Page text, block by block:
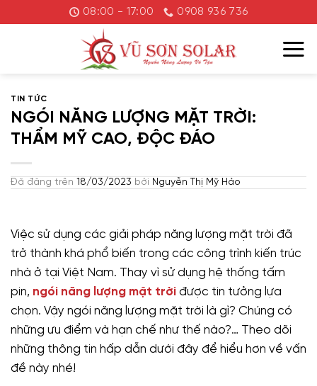
đến
08:00 - 17:00 0908 936 736
TIN TỨC
NGÓI NĂNG LƯỢNG MẶT TRỜI:
THẨM MỸ CAO, ĐỘC ĐÁO
Đã đăng trên 18/03/2023 bởi Nguyễn Thị Mỹ Hảo
Việc sử dụng các giải pháp năng lượng mặt trời đã
trở thành khá phổ biến trong các công trình kiến trúc
nhà ở tại Việt Nam. Thay vì sử dụng hệ thống tấm
pin, ngói năng lượng mặt trời được tin tưởng lựa
chọn. Vậy ngói năng lượng mặt trời là gì? Chúng có
những ưu điểm và hạn chế như thế nào?… Theo dõi
những thông tin hấp dẫn dưới đây để hiểu hơn về vấn
đề này nhé!